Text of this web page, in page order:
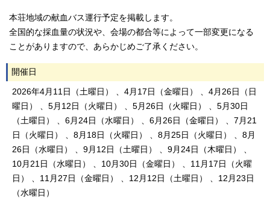
本荘地域の献血バス運行予定を掲載します。
全国的な採血量の状況や、会場の都合等によって一部変更になる
ことがありますので、あらかじめご了承ください。
開催日
2026年4月11日（土曜日） 、4月17日（金曜日） 、4月26日（日
曜日） 、5月12日（火曜日） 、5月26日（火曜日） 、5月30日
（土曜日） 、6月24日（水曜日） 、6月26日（金曜日） 、7月21
日（火曜日） 、8月18日（火曜日） 、8月25日（火曜日） 、8月
26日（水曜日） 、9月12日（土曜日） 、9月24日（木曜日） 、
10月21日（水曜日） 、10月30日（金曜日） 、11月17日（火曜
日） 、11月27日（金曜日） 、12月12日（土曜日） 、12月23日
（水曜日）